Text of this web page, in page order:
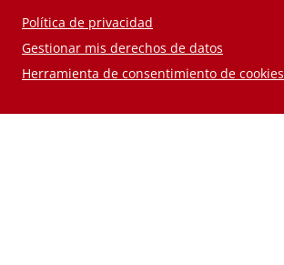
Política de privacidad
Gestionar mis derechos de datos
Herramienta de consentimiento de cookies